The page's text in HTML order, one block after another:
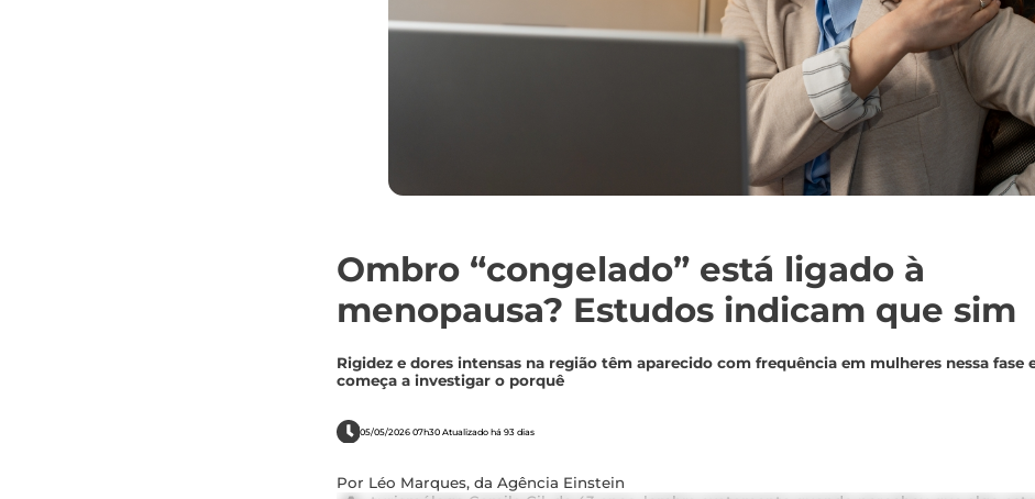
Ombro “congelado” está ligado à
menopausa? Estudos indicam que sim
Rigidez e dores intensas na região têm aparecido com frequência em mulheres nessa fase
começa a investigar o porquê
05/05/2026 07h30 Atualizado há 93 dias
Por Léo Marques, da Agência Einstein